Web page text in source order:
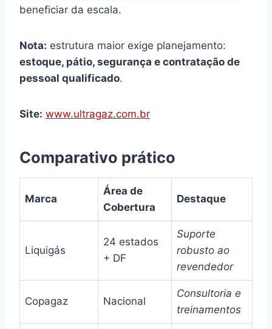
beneficiar da escala.
Nota: estrutura maior exige planejamento:
estoque, pátio, segurança e contratação de
pessoal qualificado.
Site: www.ultragaz.com.br
Comparativo prático
Marca
Área de
Cobertura
Destaque
Liquigás
24 estados
+ DF
Suporte
robusto ao
revendedor
Copagaz Nacional
Consultoria e
treinamentos